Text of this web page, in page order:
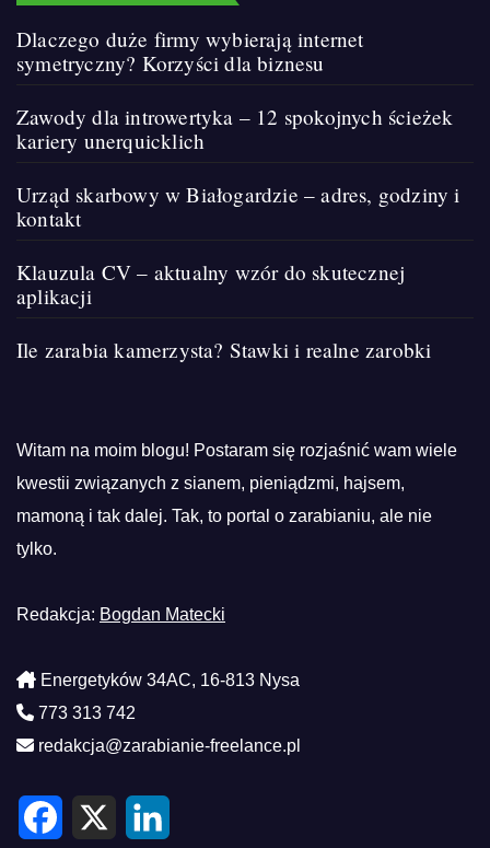
Dlaczego duże firmy wybierają internet
symetryczny? Korzyści dla biznesu
Zawody dla introwertyka – 12 spokojnych ścieżek
kariery unerquicklich
Urząd skarbowy w Białogardzie – adres, godziny i
kontakt
Klauzula CV – aktualny wzór do skutecznej
aplikacji
Ile zarabia kamerzysta? Stawki i realne zarobki
Witam na moim blogu! Postaram się rozjaśnić wam wiele
kwestii związanych z sianem, pieniądzmi, hajsem,
mamoną i tak dalej. Tak, to portal o zarabianiu, ale nie
tylko.
Redakcja: Bogdan Matecki
Energetyków 34AC, 16-813 Nysa
773 313 742
redakcja@zarabianie-freelance.pl
F
X